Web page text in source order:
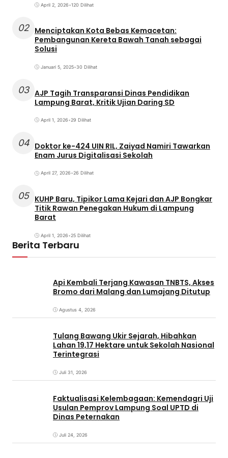
April 2, 2026•120 Dilihat
02 Menciptakan Kota Bebas Kemacetan:
Pembangunan Kereta Bawah Tanah sebagai
Solusi
Januari 5, 2025•30 Dilihat
03 AJP Tagih Transparansi Dinas Pendidikan
Lampung Barat, Kritik Ujian Daring SD
April 1, 2026•29 Dilihat
04 Doktor ke-424 UIN RIL, Zaiyad Namiri Tawarkan
Enam Jurus Digitalisasi Sekolah
April 27, 2026•26 Dilihat
05 KUHP Baru, Tipikor Lama Kejari dan AJP Bongkar
Titik Rawan Penegakan Hukum di Lampung
Barat
April 1, 2026•25 Dilihat
Berita Terbaru
Api Kembali Terjang Kawasan TNBTS, Akses
Bromo dari Malang dan Lumajang Ditutup
Agustus 4, 2026
Tulang Bawang Ukir Sejarah, Hibahkan
Lahan 19,17 Hektare untuk Sekolah Nasional
Terintegrasi
Juli 31, 2026
Faktualisasi Kelembagaan: Kemendagri Uji
Usulan Pemprov Lampung Soal UPTD di
Dinas Peternakan
Juli 24, 2026